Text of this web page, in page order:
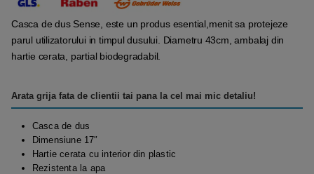
Casca de dus Sense, este un produs esential,menit sa protejeze
parul utilizatorului in timpul dusului. Diametru 43cm, ambalaj din
hartie cerata, partial biodegradabil.
Arata grija fata de clientii tai pana la cel mai mic detaliu!
Casca de dus
Dimensiune 17″
Hartie cerata cu interior din plastic
Rezistenta la apa